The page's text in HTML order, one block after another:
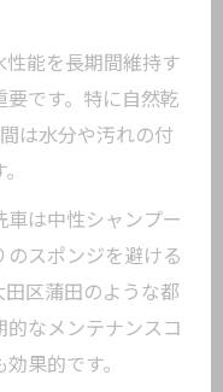
性能を長期間維持す
です。特に自然乾
は水分や汚れの付
は中性シャンプー
のスポンジを避ける
区蒲田のような都
なメンテナンスコ
果的です。